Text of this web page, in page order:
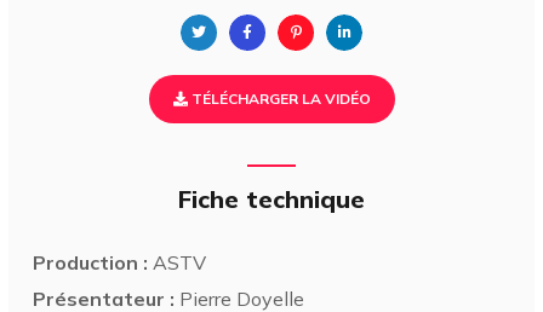
TÉLÉCHARGER LA VIDÉO
Fiche technique
Production : ASTV
Présentateur : Pierre Doyelle